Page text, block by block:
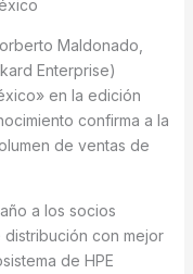
Maldonado,
Enterprise)
en la edición
confirma a la
de ventas de
a los socios
con mejor
de HPE